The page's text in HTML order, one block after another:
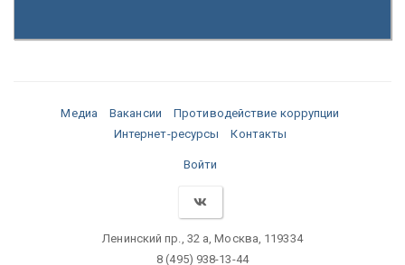
Медиа Вакансии
Противодействие коррупции
Интернет-ресурсы
Контакты
Войти
Ленинский пр., 32 а, Москва, 119334
8 (495) 938-13-44